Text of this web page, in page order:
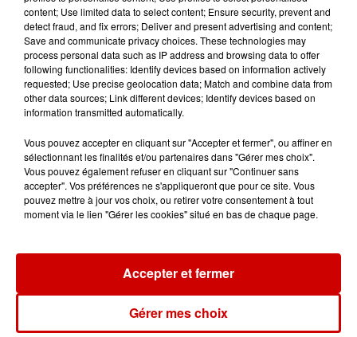
content; Use limited data to select content; Ensure security, prevent and
detect fraud, and fix errors; Deliver and present advertising and content;
Save and communicate privacy choices. These technologies may
process personal data such as IP address and browsing data to offer
following functionalities: Identify devices based on information actively
requested; Use precise geolocation data; Match and combine data from
other data sources; Link different devices; Identify devices based on
information transmitted automatically.
Vous pouvez accepter en cliquant sur "Accepter et fermer", ou affiner en
sélectionnant les finalités et/ou partenaires dans "Gérer mes choix".
Vous pouvez également refuser en cliquant sur "Continuer sans
accepter". Vos préférences ne s'appliqueront que pour ce site. Vous
pouvez mettre à jour vos choix, ou retirer votre consentement à tout
moment via le lien "Gérer les cookies" situé en bas de chaque page.
Gérer mes choix
Accepter et fermer